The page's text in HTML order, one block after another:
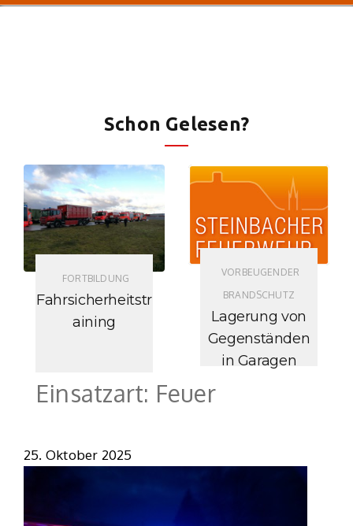
Schon Gelesen?
FORTBILDUNG
Fahrsicherheitstr
aining
VORBEUGENDER
BRANDSCHUTZ
Lagerung von
Gegenständen
in Garagen
Einsatzart: Feuer
25. Oktober 2025